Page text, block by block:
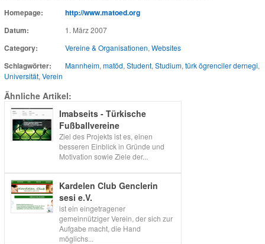
Homepage:
http://www.matoed.org
Datum:
1. März 2007
Category: Vereine & Organisationen, Websites
Schlagwörter: Mannheim, matöd, Student, Studium, türk ögrenciler dernegi,
Universität, Verein
Ähnliche Artikel:
Imabseits - Türkische
Fußballvereine
Ziel des Projekts ist es, einen
besseren Einblick in Gründe und
Motivation sowie Ziele der...
Kardelen Club Genclerin
sesi e.V.
ist ein eingetragener
gemeinnütziger Verein, der sich zur
Aufgabe macht, die Hand
möglichs...